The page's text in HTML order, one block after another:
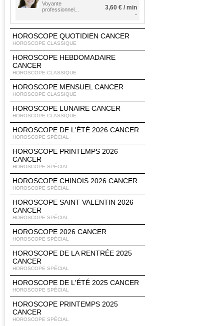
Voyante
professionnel...
3,60 € / min
-
HOROSCOPE QUOTIDIEN CANCER
HOROSCOPE CLASSIQUE
HOROSCOPE HEBDOMADAIRE
CANCER
HOROSCOPE CLASSIQUE
HOROSCOPE MENSUEL CANCER
HOROSCOPE CLASSIQUE
HOROSCOPE LUNAIRE CANCER
HOROSCOPE CLASSIQUE
HOROSCOPE DE L'ÉTÉ 2026 CANCER
HOROSCOPE SPÉCIAL
HOROSCOPE PRINTEMPS 2026
CANCER
HOROSCOPE SPÉCIAL
HOROSCOPE CHINOIS 2026 CANCER
HOROSCOPE SPÉCIAL
HOROSCOPE SAINT VALENTIN 2026
CANCER
HOROSCOPE SPÉCIAL
HOROSCOPE 2026 CANCER
HOROSCOPE SPÉCIAL
HOROSCOPE DE LA RENTRÉE 2025
CANCER
HOROSCOPE SPÉCIAL
HOROSCOPE DE L'ÉTÉ 2025 CANCER
HOROSCOPE SPÉCIAL
HOROSCOPE PRINTEMPS 2025
CANCER
HOROSCOPE SPÉCIAL